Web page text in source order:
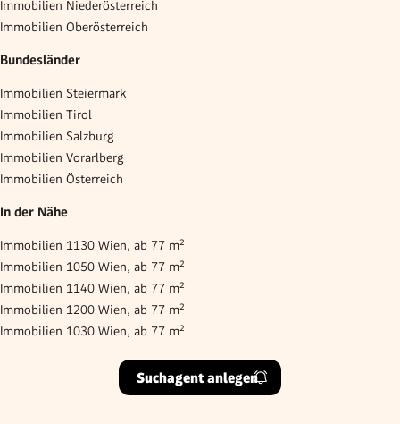
Immobilien Niederösterreich
Immobilien Oberösterreich
Bundesländer
Immobilien Steiermark
Immobilien Tirol
Immobilien Salzburg
Immobilien Vorarlberg
Immobilien Österreich
In der Nähe
Immobilien 1130 Wien, ab 77 m²
Immobilien 1050 Wien, ab 77 m²
Immobilien 1140 Wien, ab 77 m²
Immobilien 1200 Wien, ab 77 m²
Immobilien 1030 Wien, ab 77 m²
Suchagent anlegen